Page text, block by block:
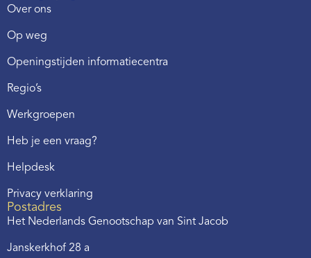
Over ons
Op weg
Openingstijden informatiecentra
Regio’s
Werkgroepen
Heb je een vraag?
Helpdesk
Privacy verklaring
Postadres
Het Nederlands Genootschap van Sint Jacob
Janskerkhof 28 a